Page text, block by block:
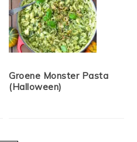
Groene Monster Pasta
(Halloween)